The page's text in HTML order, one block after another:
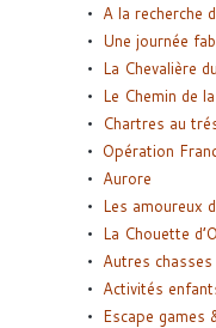
A la recherche
Une journée
La Chevalière
Le Chemin de
Chartres au
Opération
Aurore
Les amoureux
La Chouette
Autres
Activités
Escape games